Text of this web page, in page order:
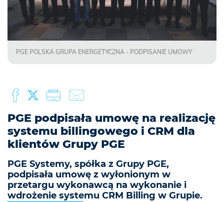
PGE POLSKA GRUPA ENERGETYCZNA - PODPISANIE UMOWY
PGE podpisała umowę na realizację
systemu billingowego i CRM dla
klientów Grupy PGE
PGE Systemy, spółka z Grupy PGE,
podpisała umowę z wyłonionym w
przetargu wykonawcą na wykonanie i
wdrożenie systemu CRM Billing w Grupie.